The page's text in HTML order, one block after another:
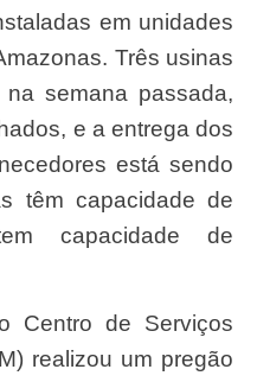
em unidades
Três usinas
semana passada,
e a entrega dos
está sendo
têm capacidade de
capacidade de
realizou um pregão